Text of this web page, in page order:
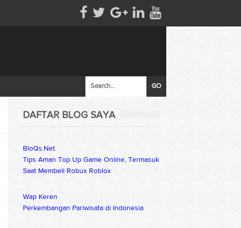
DAFTAR BLOG SAYA
BloQs.Net
Tips Aman Top Up Game Online, Termasuk
Saat Membeli Robux Roblox
Wap Keren
Perkembangan Pariwisata di Indonesia